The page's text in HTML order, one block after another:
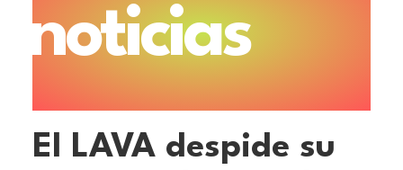
noticias
El LAVA despide su